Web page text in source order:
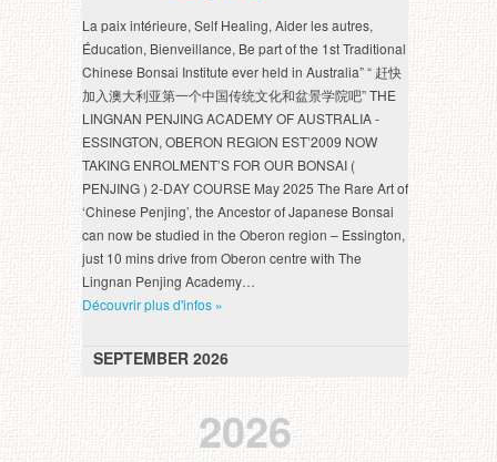
La paix intérieure, Self Healing, Aider les autres,
Éducation, Bienveillance, Be part of the 1st Traditional
Chinese Bonsai Institute ever held in Australia” “ 赶快
加入澳大利亚第一个中国传统文化和盆景学院吧” THE
LINGNAN PENJING ACADEMY OF AUSTRALIA -
ESSINGTON, OBERON REGION EST’2009 NOW
TAKING ENROLMENT’S FOR OUR BONSAI (
PENJING ) 2-DAY COURSE May2025 The Rare Art of
‘Chinese Penjing’, the Ancestor of Japanese Bonsai
can now be studied in the Oberon region – Essington,
just 10 mins drive from Oberon centre with The
Lingnan Penjing Academy…
Découvrir plus d'infos »
SEPTEMBER 2026
2026